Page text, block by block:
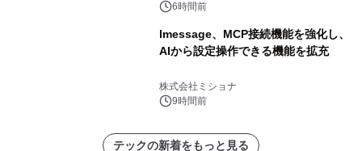
6時間前
lmessage、MCP接続機能を強化し、
AIから設定操作できる機能を拡充
株式会社ミショナ
9時間前
テックの新着をもっと見る